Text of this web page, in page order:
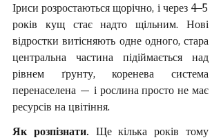
Іриси розростаються щорічно, і через 4–5
років кущ стає надто щільним. Нові
відростки витісняють одне одного, стара
центральна частина підіймається над
рівнем ґрунту, коренева система
перенаселена — і рослина просто не має
ресурсів на цвітіння.
Як розпізнати. Ще кілька років тому